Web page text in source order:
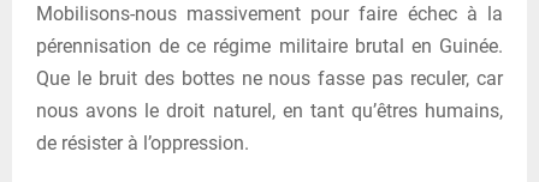
Mobilisons-nous massivement pour faire échec à la
pérennisation de ce régime militaire brutal en Guinée.
Que le bruit des bottes ne nous fasse pas reculer, car
nous avons le droit naturel, en tant qu’êtres humains,
de résister à l’oppression.